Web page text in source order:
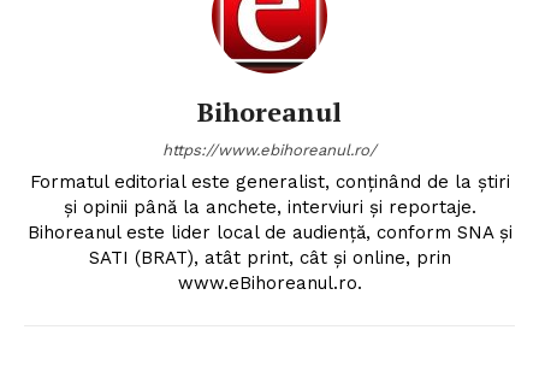
Bihoreanul
https://www.ebihoreanul.ro/
Formatul editorial este generalist, conţinând de la ştiri
şi opinii până la anchete, interviuri şi reportaje.
Bihoreanul este lider local de audienţă, conform SNA şi
SATI (BRAT), atât print, cât şi online, prin
www.eBihoreanul.ro.